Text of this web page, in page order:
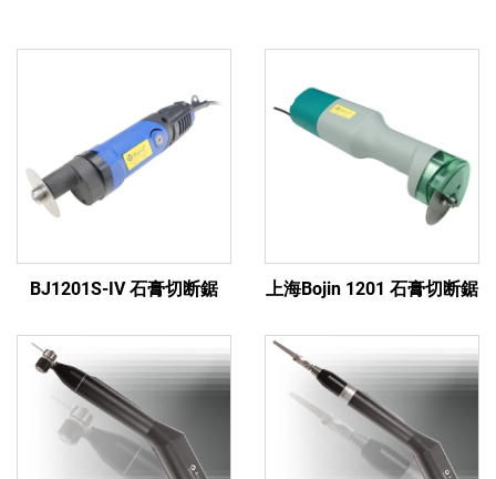
BJ1201S-IV 石膏切断鋸 上海Bojin 1201 石膏切断鋸